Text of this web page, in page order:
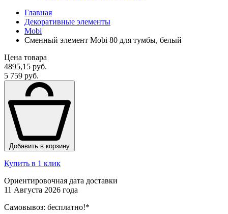
Главная
Декоративные элементы
Mobi
Сменный элемент Mobi 80 для тумбы, белый
Цена товара
4895,15 руб.
5 759 руб.
Добавить в корзину
Купить в 1 клик
Ориентировочная дата доставки
11 Августа 2026 года
Самовывоз: бесплатно!*